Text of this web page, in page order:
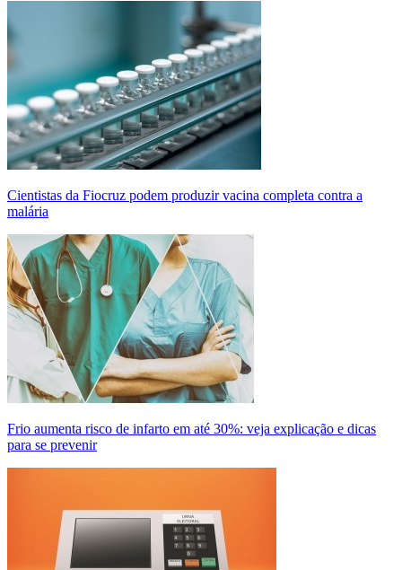
Cientistas da Fiocruz podem produzir vacina completa contra a
malária
Frio aumenta risco de infarto em até 30%: veja explicação e dicas
para se prevenir